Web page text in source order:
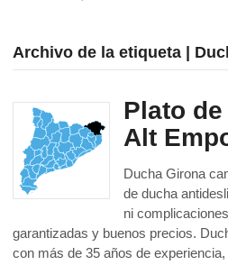
Archivo de la etiqueta |
Plato de
Alt
Ducha Girona
de ducha
ni
garantizadas y buenos precios.
con más de 35 años de